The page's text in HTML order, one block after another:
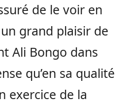
de le voir en
un grand plaisir de
Ali Bongo dans
qu’en sa qualité
exercice de la